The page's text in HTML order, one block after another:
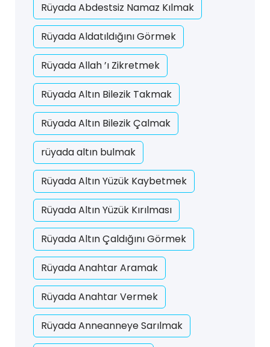
Rüyada Abdestsiz Namaz Kılmak
Rüyada Aldatıldığını Görmek
Rüyada Allah ’ı Zikretmek
Rüyada Altın Bilezik Takmak
Rüyada Altın Bilezik Çalmak
rüyada altın bulmak
Rüyada Altın Yüzük Kaybetmek
Rüyada Altın Yüzük Kırılması
Rüyada Altın Çaldığını Görmek
Rüyada Anahtar Aramak
Rüyada Anahtar Vermek
Rüyada Anneanneye Sarılmak